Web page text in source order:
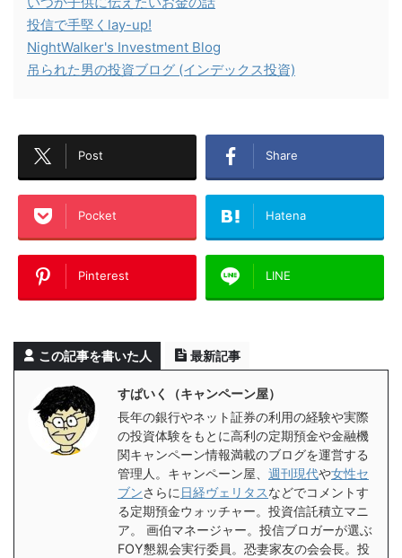
投信で手堅くlay-up!
NightWalker's Investment Blog
吊られた男の投資ブログ (インデックス投資)
Post Share
Pocket Hatena
Pinterest LINE
この記事を書いた人 最新記事
すぱいく（キャンペーン屋）
長年の銀行やネット証券の利用の経験や実際
の投資体験をもとに高利の定期預金や金融機
関キャンペーン情報満載のブログを運営する
管理人。キャンペーン屋、 週刊現代や女性セ
ブンさらに 日経ヴェリタスなどでコメントす
る定期預金ウォッチャー。投資信託積立マニ
ア。 画伯マネージャー。投信ブロガーが選ぶ
FOY懇親会実行委員。恐妻家友の会会長。投